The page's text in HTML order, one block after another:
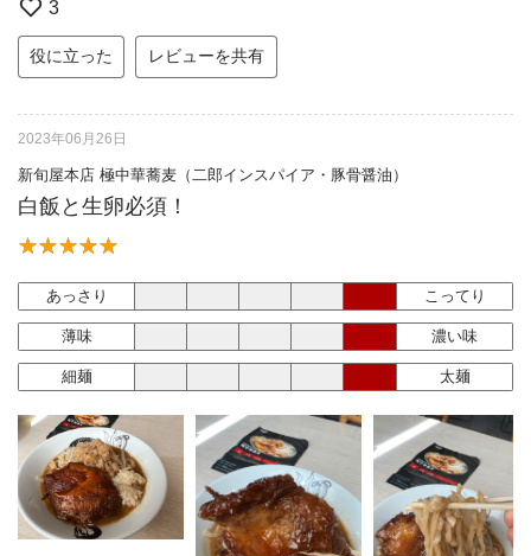
3
役に立った レビューを共有
2023年06月26日
新旬屋本店 極中華蕎麦（二郎インスパイア・豚骨醤油）
白飯と生卵必須！
あっさり こってり
薄味 濃い味
細麺 太麺